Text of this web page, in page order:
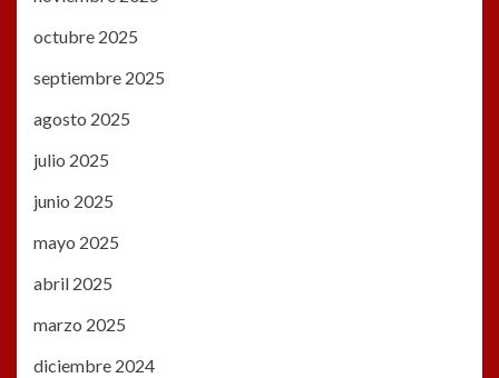
octubre 2025
septiembre 2025
agosto 2025
julio 2025
junio 2025
mayo 2025
abril 2025
marzo 2025
diciembre 2024